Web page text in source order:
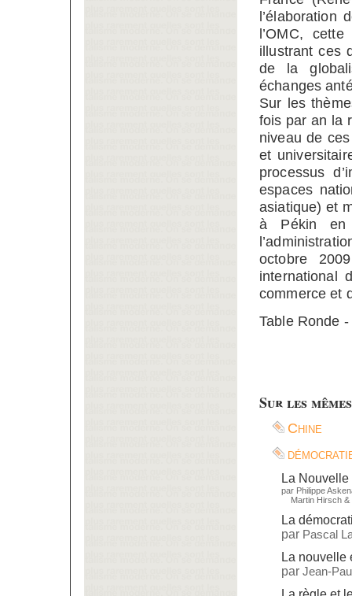
l’OMC,
illustrant ces
de la
échanges
Sur les
fois par an la
niveau de
et
processus
espaces
asiatique) et
à Pékin en
octobre
international
commerce et
Table Ronde -
Sur les
Chine
La
par Philippe
Martin Hirsch &
La
par Pascal
La nouvelle
par Jean-